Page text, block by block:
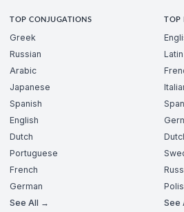
TOP CONJUGATIONS
Greek
Russian
Arabic
Japanese
Spanish
English
Dutch
Portuguese
French
German
See All →
Latin
See